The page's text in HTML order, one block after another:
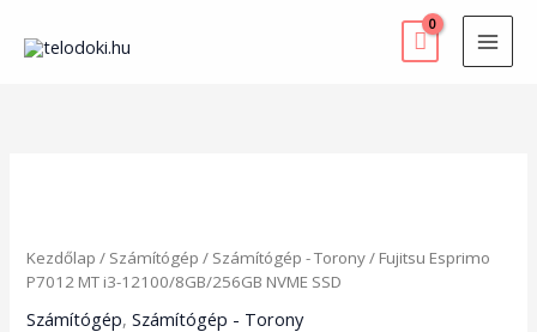
content
Kezdőlap / Számítógép / Számítógép - Torony/ Fujitsu Esprimo
P7012 MT i3-12100/8GB/256GB NVME SSD
Számítógép,Számítógép - Torony
i3-
12100/8GB/256GB
NVME